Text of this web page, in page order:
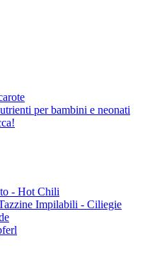
per bambini e neonati
- Hot Chili
Impilabili - Ciliegie